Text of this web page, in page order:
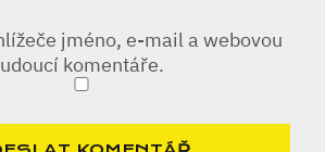
jméno, e-mail a webovou
komentáře.